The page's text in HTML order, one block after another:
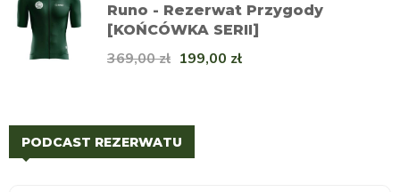
Runo - Rezerwat Przygody
[KOŃCÓWKA SERII]
369,00zł 199,00 zł
PODCAST REZERWATU